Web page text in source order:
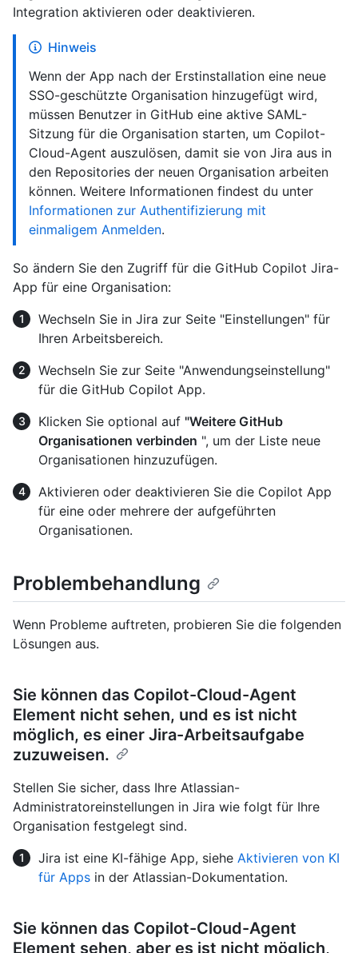
Integration aktivieren oder deaktivieren.
Hinweis
Wenn der App nach der Erstinstallation eine neue
SSO-geschützte Organisation hinzugefügt wird,
müssen Benutzer in GitHub eine aktive SAML-
Sitzung für die Organisation starten, um Copilot-
Cloud-Agent auszulösen, damit sie von Jira aus in
den Repositories der neuen Organisation arbeiten
können. Weitere Informationen findest du unter
Informationen zur Authentifizierung mit
einmaligem Anmelden.
So ändern Sie den Zugriff für die GitHub Copilot Jira-
App für eine Organisation:
Wechseln Sie in Jira zur Seite "Einstellungen" für
Ihren Arbeitsbereich.
Wechseln Sie zur Seite "Anwendungseinstellung"
für die GitHub Copilot App.
Klicken Sie optional auf "Weitere GitHub
Organisationen verbinden ", um der Liste neue
Organisationen hinzuzufügen.
Aktivieren oder deaktivieren Sie die Copilot App
für eine oder mehrere der aufgeführten
Organisationen.
Problembehandlung
Wenn Probleme auftreten, probieren Sie die folgenden
Lösungen aus.
Sie können das Copilot-Cloud-Agent
Element nicht sehen, und es ist nicht
möglich, es einer Jira-Arbeitsaufgabe
zuzuweisen.
Stellen Sie sicher, dass Ihre Atlassian-
Administratoreinstellungen in Jira wie folgt für Ihre
Organisation festgelegt sind.
Jira ist eine KI-fähige App, siehe Aktivieren von KI
für Apps in der Atlassian-Dokumentation.
Sie können das Copilot-Cloud-Agent
Element sehen, aber es ist nicht möglich,